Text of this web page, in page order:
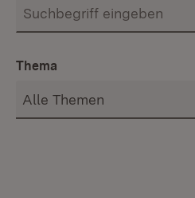
Thema